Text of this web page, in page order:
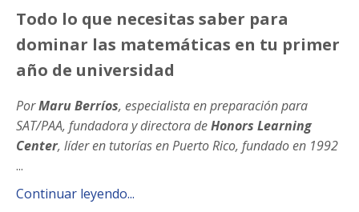
Todo lo que necesitas saber para
dominar las matemáticas en tu primer
año de universidad
PorMaru Berríos, especialista en preparación para
SAT/PAA, fundadora y directora deHonors Learning
Center, líder en tutorías en Puerto Rico, fundado en 1992
...
Continuar leyendo...